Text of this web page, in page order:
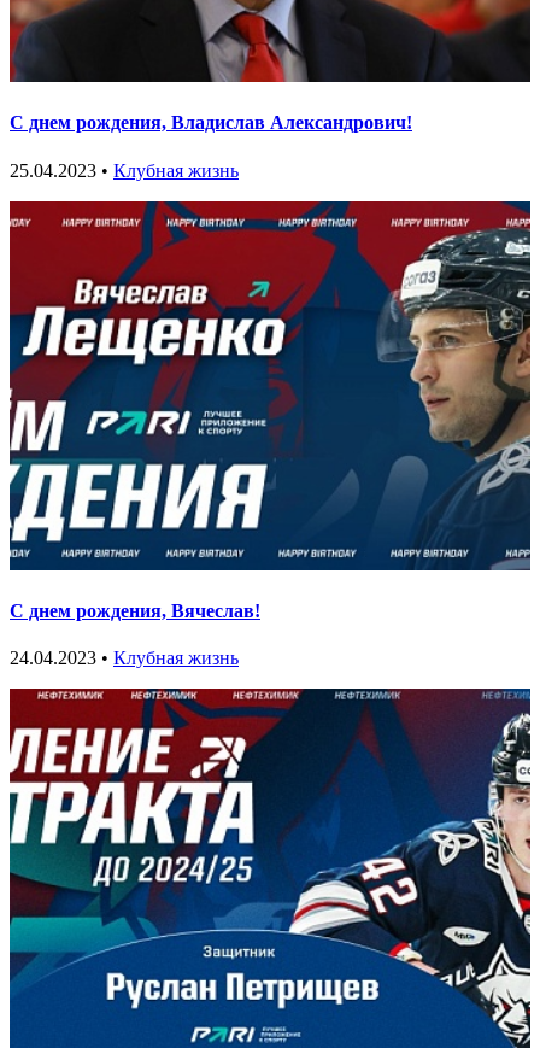
С днем рождения, Владислав Александрович!
25.04.2023 • Клубная жизнь
С днем рождения, Вячеслав!
24.04.2023 • Клубная жизнь